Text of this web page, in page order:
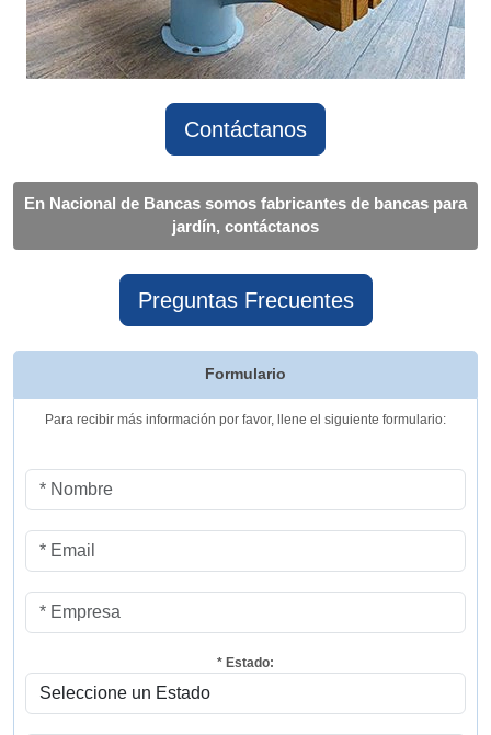
Contáctanos
En Nacional de Bancas somos fabricantes de bancas para
jardín, contáctanos
Preguntas Frecuentes
Formulario
Para recibir más información por favor, llene el siguiente formulario:
* Estado: